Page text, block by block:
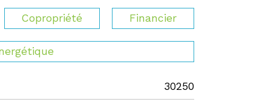
Copropriété Financier
30250